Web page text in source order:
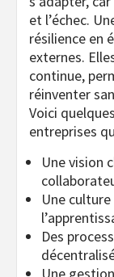
et l’échec.
résilience en
externes.
continue,
réinventer
Voici
entreprises
Une vision
Une
Des